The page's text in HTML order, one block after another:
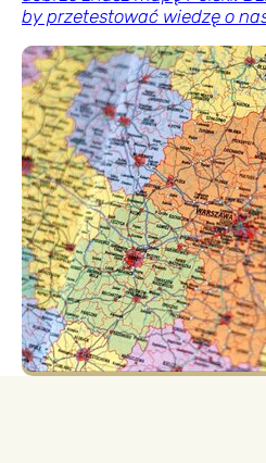
by przetestować wiedzę o